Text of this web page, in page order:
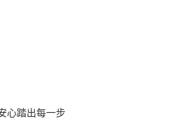
心踏出每一步